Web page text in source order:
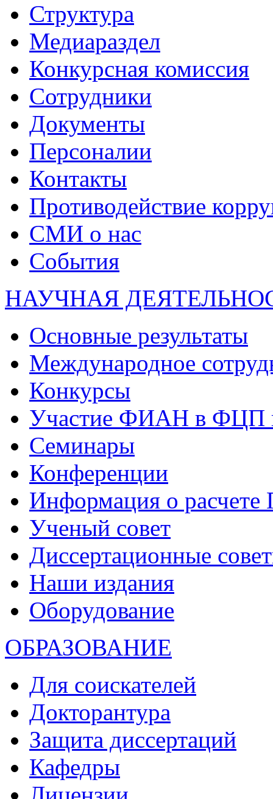
Структура
Медиараздел
Конкурсная комиссия
Сотрудники
Документы
Персоналии
Контакты
Противодействие
СМИ о нас
События
НАУЧНАЯ
Основные результаты
Международное
Конкурсы
Участие ФИАН в ФЦП
Семинары
Конференции
Информация о
Ученый совет
Диссертационные
Наши издания
Оборудование
ОБРАЗОВАНИЕ
Для соискателей
Докторантура
Защита диссертаций
Кафедры